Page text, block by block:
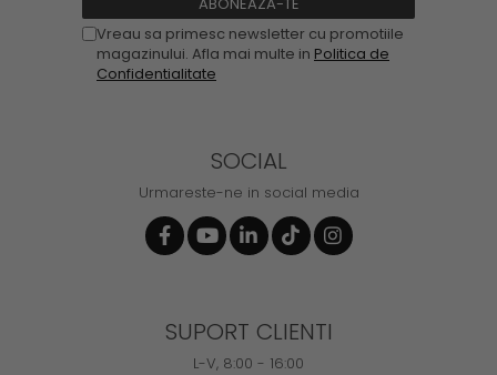
Vreau sa primesc newsletter cu promotiile
magazinului. Afla mai multe in Politica de
Confidentialitate
SOCIAL
Urmareste-ne in social media
SUPORT CLIENTI
L-V, 8:00 - 16:00